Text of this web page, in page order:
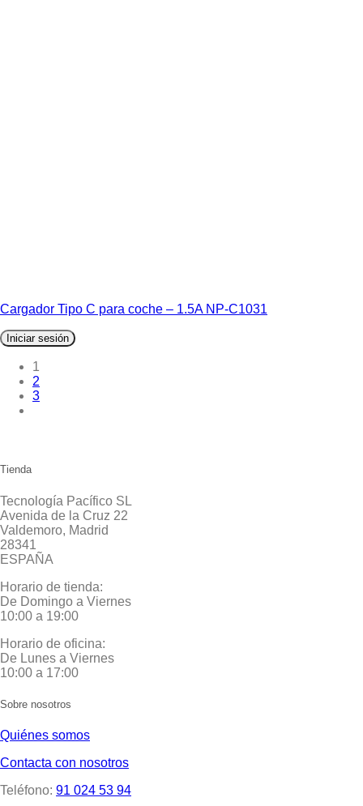
Cargador Tipo C para coche – 1.5A NP-C1031
Iniciar sesión
1
2
3
Tienda
Tecnología Pacífico SL
Avenida de la Cruz 22
Valdemoro, Madrid
28341
ESPAÑA
Horario de tienda:
De Domingo a Viernes
10:00 a 19:00
Horario de oficina:
De Lunes a Viernes
10:00 a 17:00
Sobre nosotros
Quiénes somos
Contacta con nosotros
Teléfono: 91 024 53 94